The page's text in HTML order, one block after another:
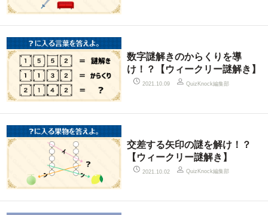
数字謎解きのからくりを導
け！？【ウィークリー謎解き】
2021.10.09 QuizKnock編集部
交差する矢印の謎を解け！？
【ウィークリー謎解き】
2021.10.02 QuizKnock編集部